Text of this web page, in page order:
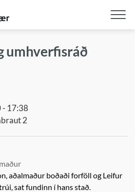
umhverfisráð
- 17:38
2
aðalmaður boðaði forföll og Leifur
sat fundinn í hans stað.
Opna